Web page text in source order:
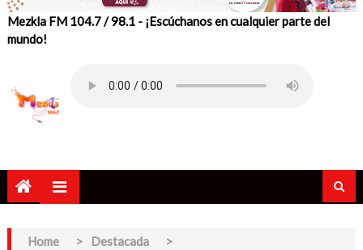
Mezkla FM 104.7 / 98.1 - ¡Escúchanos en cualquier parte del
mundo!
Home > Destacada
>